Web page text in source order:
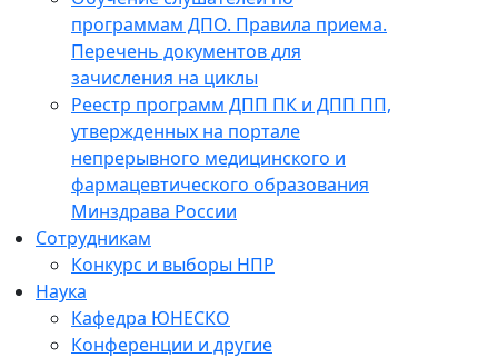
программам ДПО. Правила приема.
Перечень документов для
зачисления на циклы
Реестр программ ДПП ПК и ДПП ПП,
утвержденных на портале
непрерывного медицинского и
фармацевтического образования
Минздрава России
Сотрудникам
Конкурс и выборы НПР
Наука
Кафедра ЮНЕСКО
Конференции и другие